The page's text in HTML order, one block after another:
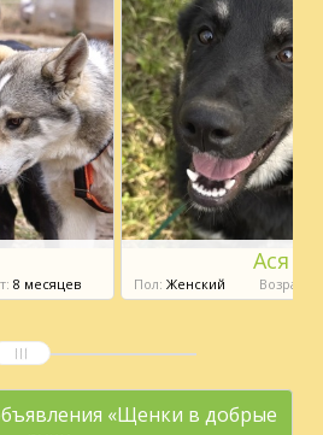
8 месяцев
Ася
Пол: Женский Возраст:
«Щенки в добрые